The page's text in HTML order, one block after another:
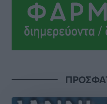
πολύ σημαντική ημέρα
Ειδήσεις• πριν 3 ώρες